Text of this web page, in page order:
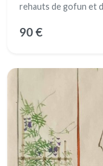
rehauts de gofun et
90 €